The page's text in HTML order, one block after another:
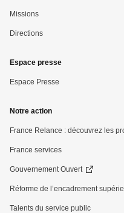
Missions
Directions
Espace presse
Espace Presse
Notre action
France Relance : découvrez les
France services
Gouvernement Ouvert
Réforme de l’encadrement
Talents du service public